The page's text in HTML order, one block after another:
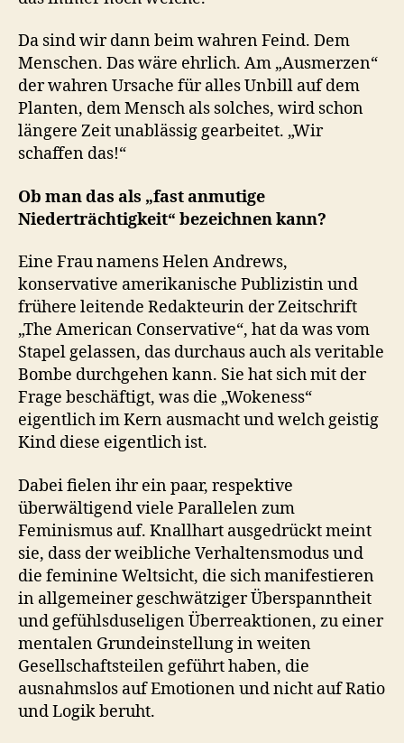
Da sind wir dann beim wahren Feind. Dem
Menschen. Das wäre ehrlich. Am „Ausmerzen“
der wahren Ursache für alles Unbill auf dem
Planten, dem Mensch als solches, wird schon
längere Zeit unablässig gearbeitet. „Wir
schaffen das!“
Ob man das als „fast anmutige
Niederträchtigkeit“ bezeichnen kann?
Eine Frau namens Helen Andrews,
konservative amerikanische Publizistin und
frühere leitende Redakteurin der Zeitschrift
„The American Conservative“, hat da was vom
Stapel gelassen, das durchaus auch als veritable
Bombe durchgehen kann. Sie hat sich mit der
Frage beschäftigt, was die „Wokeness“
eigentlich im Kern ausmacht und welch geistig
Kind diese eigentlich ist.
Dabei fielen ihr ein paar, respektive
überwältigend viele Parallelen zum
Feminismus auf. Knallhart ausgedrückt meint
sie, dass der weibliche Verhaltensmodus und
die feminine Weltsicht, die sich manifestieren
in allgemeiner geschwätziger Überspanntheit
und gefühlsduseligen Überreaktionen, zu einer
mentalen Grundeinstellung in weiten
Gesellschaftsteilen geführt haben, die
ausnahmslos auf Emotionen und nicht auf Ratio
und Logik beruht.